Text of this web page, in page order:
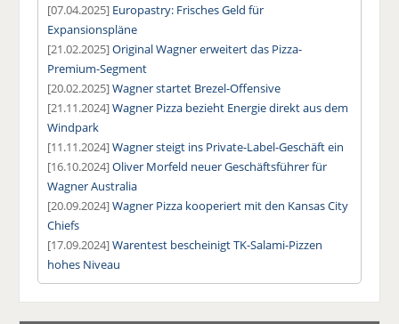
[07.04.2025] Europastry: Frisches Geld für
Expansionspläne
[21.02.2025]Original Wagner erweitert das Pizza-
Premium-Segment
[20.02.2025]Wagner startet Brezel-Offensive
[21.11.2024]Wagner Pizza bezieht Energie direkt aus dem
Windpark
[11.11.2024]Wagner steigt ins Private-Label-Geschäft ein
[16.10.2024]Oliver Morfeld neuer Geschäftsführer für
Wagner Australia
[20.09.2024]Wagner Pizza kooperiert mit den Kansas City
Chiefs
[17.09.2024]Warentest bescheinigt TK-Salami-Pizzen
hohes Niveau